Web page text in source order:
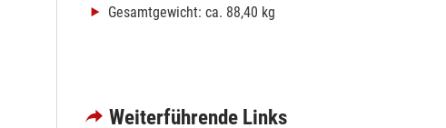
Gesamtgewicht: ca. 88,40 kg
Weiterführende Links